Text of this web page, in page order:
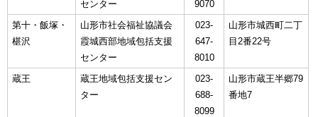
センター
9070
第十・飯塚・
椹沢
山形市社会福祉協議会
霞城西部地域包括支援
センター
023-
647-
8010
山形市城西町二丁
目2番22号
蔵王
蔵王地域包括支援セン
ター
023-
688-
8099
山形市蔵王半郷79
番地7